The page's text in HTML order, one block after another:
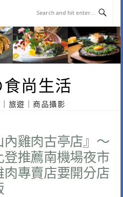
尚生活
旅遊｜商品攝影
內雞肉古亭店』～
推薦南機場夜市
專賣店要開分店